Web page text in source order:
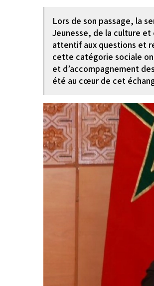
Lors de son passage, la
Jeunesse, de la culture
attentif aux questions et
cette catégorie sociale
et d’accompagnement
été au cœur de cet